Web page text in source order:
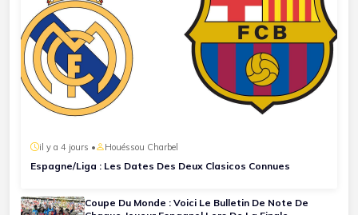
il y a 4 jours • Houéssou Charbel
Espagne/Liga : Les Dates Des Deux Clasicos Connues
Coupe Du Monde : Voici Le Bulletin De Note De